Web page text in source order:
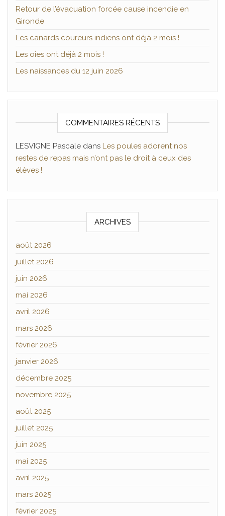
Retour de l’évacuation forcée cause incendie en
Gironde
Les canards coureurs indiens ont déjà 2 mois !
Les oies ont déjà 2 mois !
Les naissances du 12 juin 2026
COMMENTAIRES RÉCENTS
LESVIGNE Pascale dans Les poules adorent nos
restes de repas mais n’ont pas le droit à ceux des
élèves !
ARCHIVES
août 2026
juillet 2026
juin 2026
mai 2026
avril 2026
mars 2026
février 2026
janvier 2026
décembre 2025
novembre 2025
août 2025
juillet 2025
juin 2025
mai 2025
avril 2025
mars 2025
février 2025